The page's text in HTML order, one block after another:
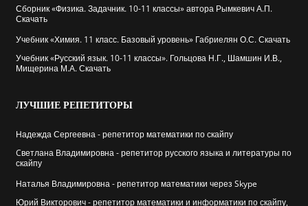
Сборник «Физика. Задачник. 10-11 классы» автора Рымкевич А.П.
Скачать
Учебник «Химия. 11 класс. Базовый уровень» Габриелян О.С. Скачать
Учебник «Русский язык. 10-11 классы». Гольцова Н.Г., Шамшин И.В.,
Мищерина М.А. Скачать
ЛУЧШИЕ РЕПЕТИТОРЫ
Надежда Сергеевна - репетитор математики по скайпу
Cветлана Владимировна - репетитор русского языка и литературы по
скайпу
Наталья Владимировна - репетитор математики через Skype
Юрий Викторович - репетитор математики и информатики по скайпу,